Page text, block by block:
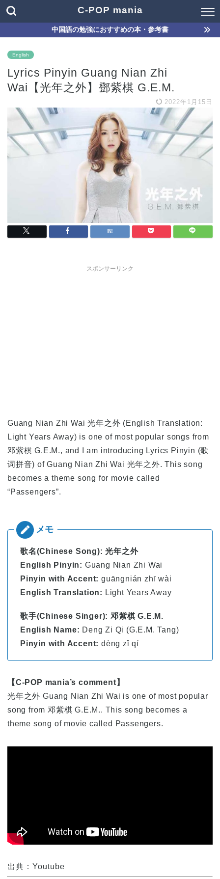
C-POP mania
中国語の勉強におすすめの本・参考書
English
Lyrics Pinyin Guang Nian Zhi
Wai【光年之外】鄧紫棋 G.E.M.
2022年1月15日
スポンサーリンク
Guang Nian Zhi Wai 光年之外 (English Translation:
Light Years Away) is one of most popular songs from
邓紫棋 G.E.M., and I am introducing Lyrics Pinyin (歌
词拼音) of Guang Nian Zhi Wai 光年之外. This song
becomes a theme song for movie called
“Passengers”.
歌名(Chinese Song): 光年之外
English Pinyin: Guang Nian Zhi Wai
Pinyin with Accent: guāngnián zhī wài
English Translation: Light Years Away
歌手(Chinese Singer): 邓紫棋 G.E.M.
English Name: Deng Zi Qi (G.E.M. Tang)
Pinyin with Accent: dèng zǐ qí
【C-POP mania’s comment】
光年之外 Guang Nian Zhi Wai is one of most popular
song from 邓紫棋 G.E.M.. This song becomes a
theme song of movie called Passengers.
出典：Youtube